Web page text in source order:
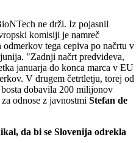
ne drži. Iz pojasnil
komisiji je namreč
tega cepiva po načrtu v
"Zadnji načrt predvideva,
januarja do konca marca v EU
V drugem četrtletju, torej od
dobavila 200 milijonov
odnose z javnostmi Stefan de
da bi se Slovenija odrekla